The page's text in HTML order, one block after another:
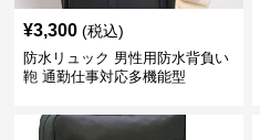
¥3,300 (税込)
防水リュック 男性用防水背負い
鞄 通勤仕事対応多機能型